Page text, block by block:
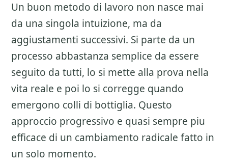
Un buon metodo di lavoro non nasce mai
da una singola intuizione, ma da
aggiustamenti successivi. Si parte da un
processo abbastanza semplice da essere
seguito da tutti, lo si mette alla prova nella
vita reale e poi lo si corregge quando
emergono colli di bottiglia. Questo
approccio progressivo e quasi sempre piu
efficace di un cambiamento radicale fatto in
un solo momento.